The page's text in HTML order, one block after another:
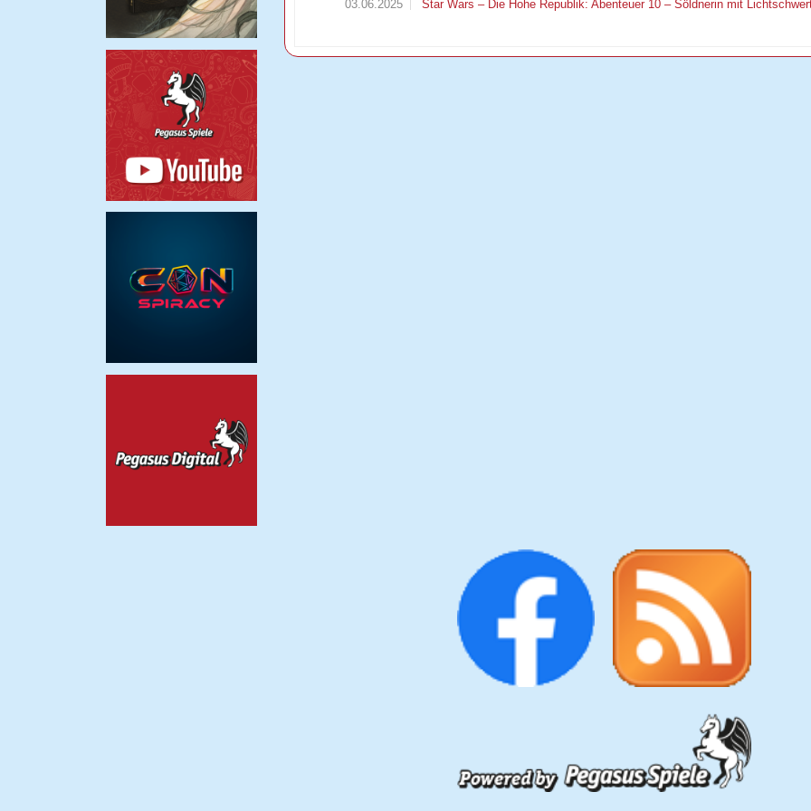
03.06.2025 Star Wars – Die Hohe Republik: Abenteuer 10 – Söldnerin mit